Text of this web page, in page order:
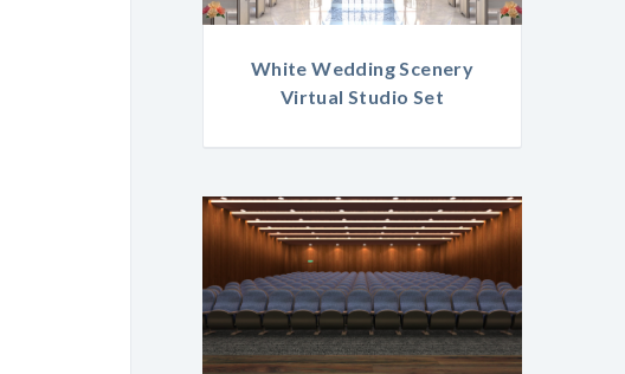
White Wedding Scenery
Virtual Studio Set